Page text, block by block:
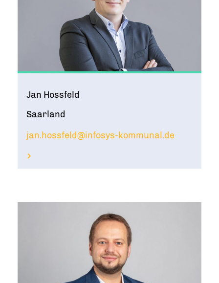
Jan Hossfeld
Saarland
jan.hossfeld@infosys-kommunal.de